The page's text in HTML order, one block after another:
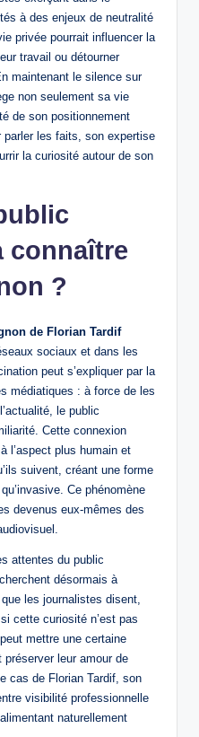
à des enjeux de neutralité
privée pourrait influencer la
travail ou détourner
maintenant le silence sur
non seulement sa vie
de son positionnement
les faits, son expertise
la curiosité autour de son
connaître
?
de Florian Tardif
sociaux et dans les
peut s’expliquer par la
médiatiques : à force de les
le public
Cette connexion
l’aspect plus humain et
suivent, créant une forme
Ce phénomène
devenus eux-mêmes des
attentes du public
désormais à
les journalistes disent,
cette curiosité n’est pas
mettre une certaine
leur amour de
cas de Florian Tardif, son
visibilité professionnelle
naturellement